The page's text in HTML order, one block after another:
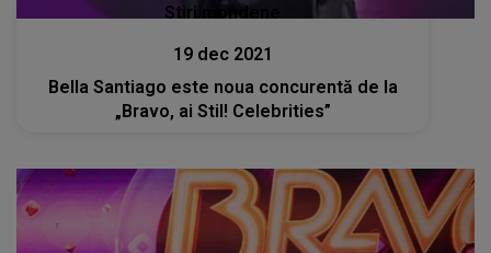
Stiri mondene
19 dec 2021
Bella Santiago este noua concurentă de la
„Bravo, ai Stil! Celebrities”